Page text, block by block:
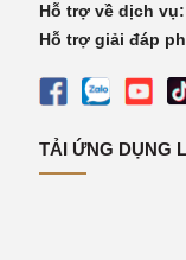
Hỗ trợ về dịch vụ:
Hỗ trợ giải đáp
TẢI ỨNG DỤNG